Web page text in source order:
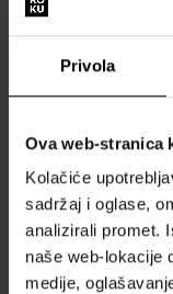
Privola
Ova web-stranica
Kolačiće
sadržaj i oglase,
analizirali promet.
naše web-lokacije
medije,
Opći uvjeti poslovanja
Zaštita privatnosti
Kada ću dobiti
Zašto parfemi i satovi
Što je tester parfema?
Vodootpornost satova